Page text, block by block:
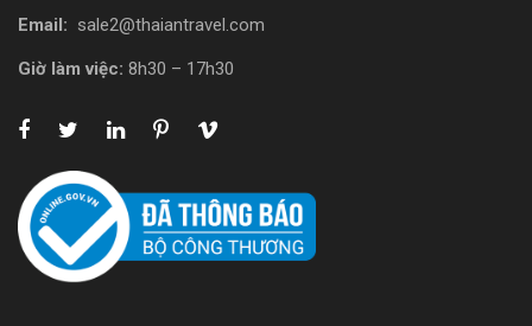
Email: sale2@thaiantravel.com
Giờ làm việc: 8h30 – 17h30